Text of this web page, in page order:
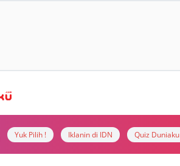
Yuk Pilih ! Iklanin di IDN Quiz Duniaku